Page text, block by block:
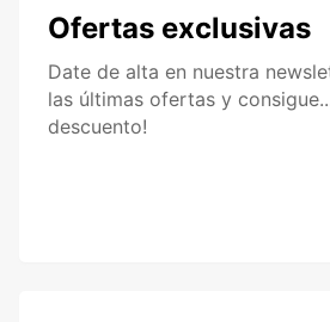
Ofertas exclusivas
Date de alta en nuestra
las últimas ofertas y
descuento!